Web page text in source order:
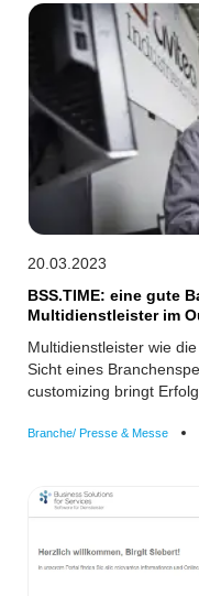
20.03.2023
BSS.TIME: eine gute
Multidienstleister im
Multidienstleister wie
Sicht eines
customizing bringt
Branche/ Presse & Messe